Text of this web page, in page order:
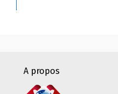
A propos